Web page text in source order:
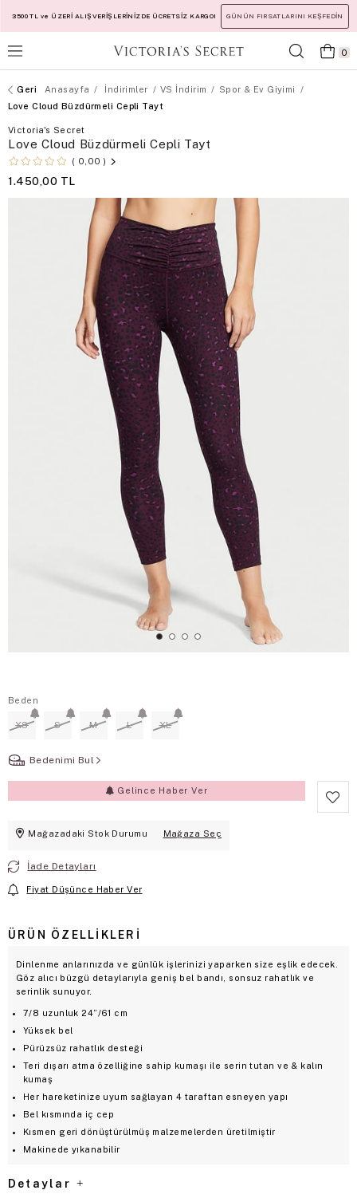
3500 TL ve ÜZERİ ALIŞVERİŞLERİNİZDE ÜCRETSİZ KARGO! GÜNÜN FIRSATLARINI KEŞFEDİN
0
Anasayfa İndirimler VS İndirim
Spor & Ev Giyimi
Love Cloud Büzdürmeli Cepli Tayt
Victoria's Secret
Love Cloud Büzdürmeli Cepli Tayt
0,00
1.450,00 TL
Beden
XS S M L XL
Bedenimi Bul
Gelince Haber Ver
Mağazadaki Stok Durumu Mağaza Seç
İade Detayları
Fiyat Düşünce Haber Ver
ÜRÜN ÖZELLIKLERI
Dinlenme anlarınızda ve günlük işlerinizi yaparken size eşlik edecek.
Göz alıcı büzgü detaylarıyla geniş bel bandı, sonsuz rahatlık ve
serinlik sunuyor.
7/8 uzunluk 24”/61 cm
Yüksek bel
Pürüzsüz rahatlık desteği
Teri dışarı atma özelliğine sahip kumaşı ile serin tutan ve & kalın
kumaş
Her hareketinize uyum sağlayan 4 taraftan esneyen yapı
Bel kısmında iç cep
Kısmen geri dönüştürülmüş malzemelerden üretilmiştir
Makinede yıkanabilir
Detaylar